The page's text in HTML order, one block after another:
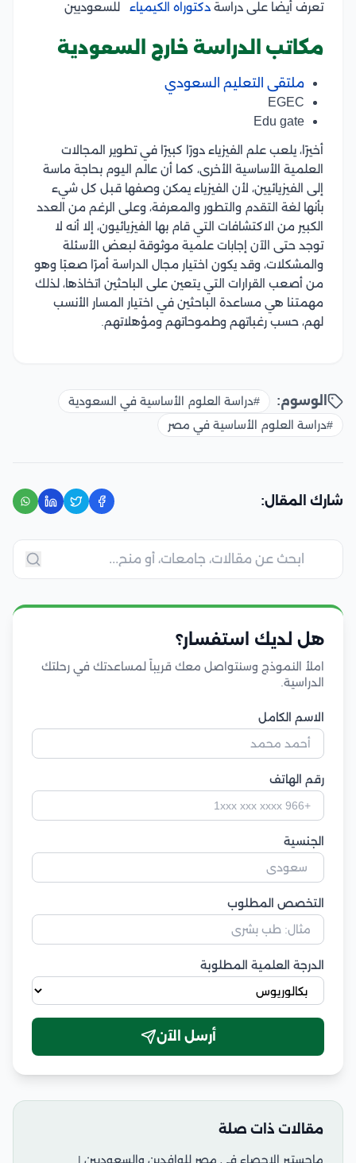
تعرف أيضا على دراسة دكتوراه الكيمياء للسعوديين
مكاتب الدراسة خارج السعودية
ملتقى التعليم السعودي
EGEC
Edu gate
أخيرًا، يلعب علم الفيزياء دورًا كبيرًا في تطوير المجالات
العلمية الأساسية الأخرى، كما أن عالم اليوم بحاجة ماسة
إلى الفيزيائيين، لأن الفيزياء يمكن وصفها قبل كل شيء
بأنها لغة التقدم والتطور والمعرفة، وعلى الرغم من العدد
الكبير من الاكتشافات التي قام بها الفيزيائيون، إلا أنه لا
توجد حتى الآن إجابات علمية موثوقة لبعض الأسئلة
والمشكلات، وقد يكون اختيار مجال الدراسة أمرًا صعبًا وهو
من أصعب القرارات التي يتعين على الباحثين اتخاذها، لذلك
مهمتنا هي مساعدة الباحثين في اختيار المسار الأنسب
لهم، حسب رغباتهم وطموحاتهم ومؤهلاتهم.
الوسوم:
#دراسة العلوم الأساسية في السعودية
#دراسة العلوم الأساسية في مصر
شارك المقال:
هل لديك استفسار؟
املأ النموذج وسنتواصل معك قريباً لمساعدتك في رحلتك
الدراسية.
الاسم الكامل
رقم الهاتف
الجنسية
التخصص المطلوب
الدرجة العلمية المطلوبة
أرسل الآن
مقالات ذات صلة
ماجستير الاحصاء في مصر للوافدين والسعوديين |